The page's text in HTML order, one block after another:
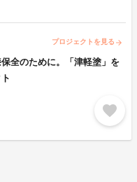
プロジェクトを見る arrow_forward
全のために。「津軽塗」を
favorite